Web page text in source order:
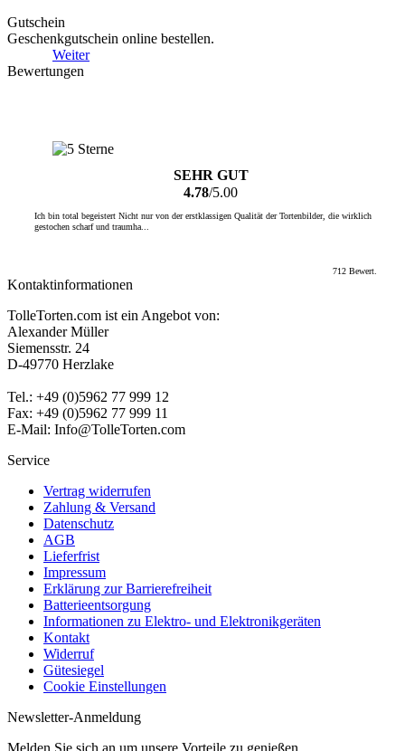
Gutschein
Geschenkgutschein online bestellen.
Weiter
Bewertungen
SEHR GUT
4.78/5.00
Ich bin total begeistert Nicht nur von der erstklassigen Qualität der Tortenbilder, die wirklich
gestochen scharf und traumha...
712 Bewert.
Kontaktinformationen
TolleTorten.com ist ein Angebot von:
Alexander Müller
Siemensstr. 24
D-49770 Herzlake
Tel.: +49 (0)5962 77 999 12
Fax: +49 (0)5962 77 999 11
E-Mail: Info@TolleTorten.com
Service
Vertrag widerrufen
Zahlung & Versand
Datenschutz
AGB
Lieferfrist
Impressum
Erklärung zur Barrierefreiheit
Batterieentsorgung
Informationen zu Elektro- und Elektronikgeräten
Kontakt
Widerruf
Gütesiegel
Cookie Einstellungen
Newsletter-Anmeldung
Melden Sie sich an um unsere Vorteile zu genießen